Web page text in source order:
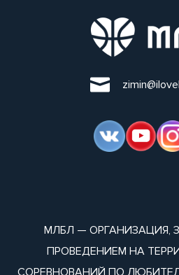
МЛБЛ —
ПРОВЕДЕНИЕМ НА
СОРЕВНОВАНИЙ ПО